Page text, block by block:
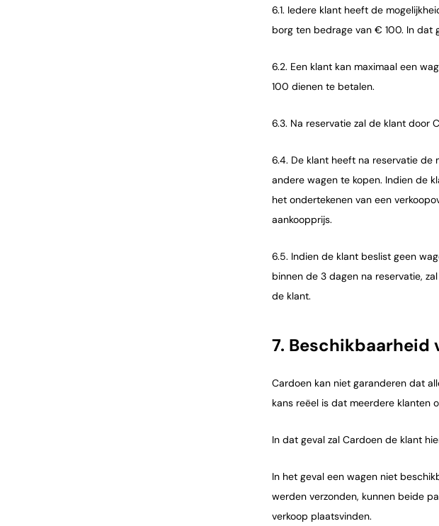
6.1. Iedere klant heeft de
borg ten bedrage van € 100. In dat
6.2. Een klant kan maximaal een
100 dienen te betalen.
6.3. Na reservatie zal de klant door
6.4. De klant heeft na reservatie de
andere wagen te kopen. Indien de
het ondertekenen van een
aankoopprijs.
6.5. Indien de klant beslist geen
binnen de 3 dagen na reservatie,
de klant.
7. Beschikbaarheid
Cardoen kan niet garanderen dat
kans reëel is dat meerdere klanten
In dat geval zal Cardoen de klant
In het geval een wagen niet
werden verzonden, kunnen beide
verkoop plaatsvinden.